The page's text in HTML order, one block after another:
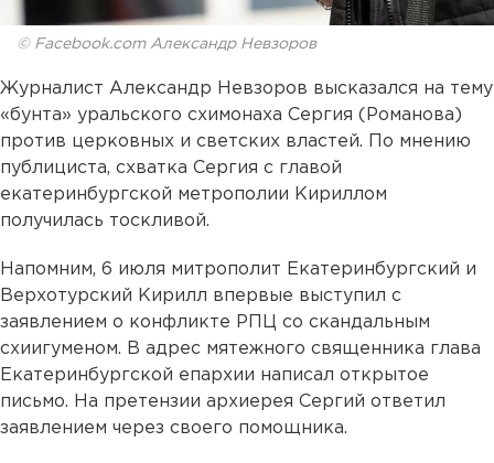
© Facebook.com Александр Невзоров
Журналист Александр Невзоров высказался на тему
«бунта» уральского схимонаха Сергия (Романова)
против церковных и светских властей. По мнению
публициста, схватка Сергия с главой
екатеринбургской метрополии Кириллом
получилась тоскливой.
Напомним, 6 июля митрополит Екатеринбургский и
Верхотурский Кирилл впервые выступил с
заявлением о конфликте РПЦ со скандальным
схиигуменом. В адрес мятежного священника глава
Екатеринбургской епархии написал открытое
письмо. На претензии архиерея Сергий ответил
заявлением через своего помощника.